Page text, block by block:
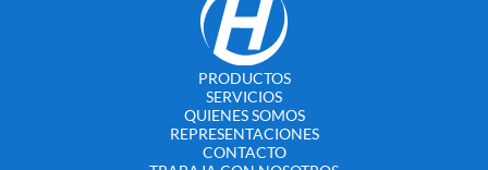
PRODUCTOS
SERVICIOS
QUIENES SOMOS
REPRESENTACIONES
CONTACTO